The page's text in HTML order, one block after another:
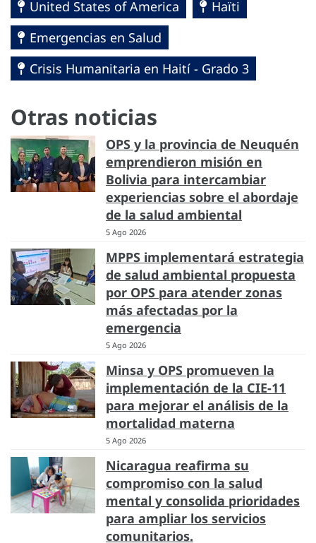
United States of America
Haïti
Emergencias en Salud
Crisis Humanitaria en Haití - Grado 3
Otras noticias
OPS y la provincia de Neuquén
emprendieron misión en
Bolivia para intercambiar
experiencias sobre el abordaje
de la salud ambiental
5 Ago 2026
MPPS implementará estrategia
de salud ambiental propuesta
por OPS para atender zonas
más afectadas por la
emergencia
5 Ago 2026
Minsa y OPS promueven la
implementación de la CIE-11
para mejorar el análisis de la
mortalidad materna
5 Ago 2026
Nicaragua reafirma su
compromiso con la salud
mental y consolida prioridades
para ampliar los servicios
comunitarios.